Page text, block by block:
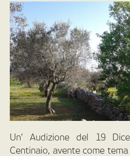
Un’ Audizione del 19
Centinaio, avente come